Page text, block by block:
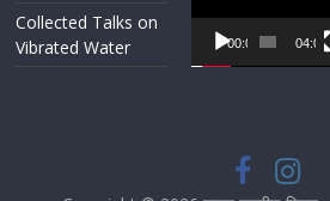
Collected Talks on
Vibrated Water
Player
00:00 04:07